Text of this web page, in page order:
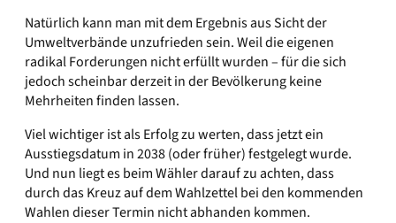
Natürlich kann man mit dem Ergebnis aus Sicht der
Umweltverbände unzufrieden sein. Weil die eigenen
radikal Forderungen nicht erfüllt wurden – für die sich
jedoch scheinbar derzeit in der Bevölkerung keine
Mehrheiten finden lassen.
Viel wichtiger ist als Erfolg zu werten, dass jetzt ein
Ausstiegsdatum in 2038 (oder früher) festgelegt wurde.
Und nun liegt es beim Wähler darauf zu achten, dass
durch das Kreuz auf dem Wahlzettel bei den kommenden
Wahlen dieser Termin nicht abhanden kommen.